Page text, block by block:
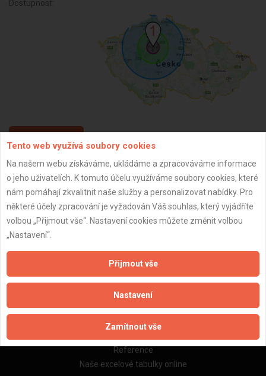
Dostupnost:
ZPĚT
Aktualizováno z portálu ARES dne 02.12.2024 15:30:09
Naše firmy a řemeslníci
Zpracování a ochrana osobních údajů
Zásady pro používání souborů cookie
Obchodní podmínky (zprostředkování)
Reference
Naše excelové tabulky online
Tento web využívá soubory cookies
Na našem webu získáváme, ukládáme a zpracováváme informace
o jeho uživatelích. K tomuto účelu využíváme soubory cookies, které
nám pomáhají zkvalitnit naše služby a personalizovat nabídky. Pro
některé účely zpracování je vyžadován Váš souhlas, který vyjádříte
volbou „Přijmout vše“. Nastavení cookies můžete změnit volbou
„Nastavení“.
Přijmout vše
Nastavení
Zamítnout vše